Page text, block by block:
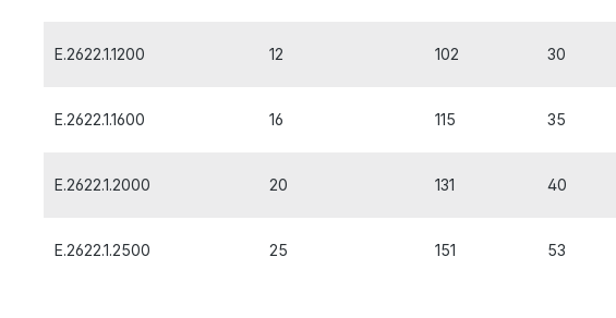
E.2622.1.1200 12 102 30
E.2622.1.1600 16 115 35
E.2622.1.2000 20 131 40
E.2622.1.2500 25 151 53